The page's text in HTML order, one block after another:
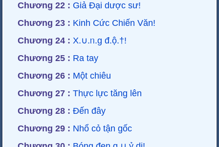
Chương 22 : Giả Đại dược sư!
Chương 23 : Kinh Cức Chiến Văn!
Chương 24 : X.∪.ᥒ.g đ.ộ.†!
Chương 25 : Ra tay
Chương 26 : Một chiêu
Chương 27 : Thực lực tăng lên
Chương 28 : Đến đây
Chương 29 : Nhổ cỏ tận gốc